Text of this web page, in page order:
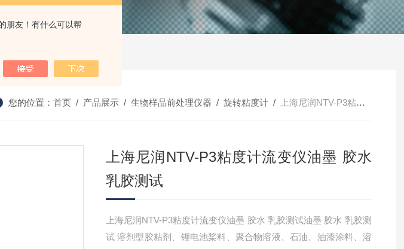
朋友！有什么可以帮
您的位置： 首页/ 产品展示/ 生物样品前处理仪器 / 旋转粘度计/ 上海尼润NTV-P3粘度计流变仪油墨 胶水 乳胶测试
上海尼润NTV-P3粘度计流变仪油墨 胶水
乳胶测试
上海尼润NTV-P3粘度计流变仪油墨 胶水 乳胶测试油墨 胶水 乳胶测
试 溶剂型胶粘剂、锂电池桨料、聚合物溶液、石油、油漆涂料、溶